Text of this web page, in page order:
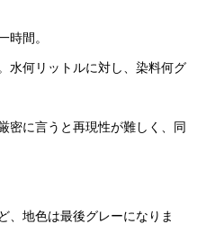
時間。
水何リットルに対し、染料何グ
密に言うと再現性が難しく、同
、地色は最後グレーになりま